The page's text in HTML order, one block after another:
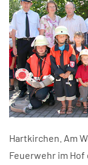
Hartkirchen. Am
Feuerwehr im Hof